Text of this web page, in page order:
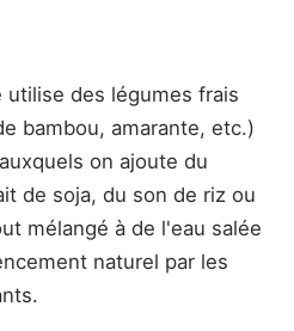
utilise des légumes frais
bambou, amarante, etc.)
on ajoute du
de soja, du son de riz ou
mélangé à de l'eau salée
naturel par les